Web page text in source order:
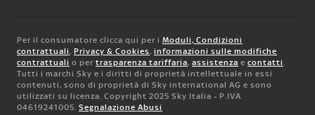
Per il consumatore clicca qui per i Moduli, Condizioni
contrattuali, Privacy & Cookies, informazioni sulle modifiche
contrattuali o per trasparenza tariffaria, assistenza e contatti.
Tutti i marchi Sky e i diritti di proprietà intellettuale in essi
contenuti, sono di proprietà di Sky international AG e sono
utilizzati su licenza. Copyright 2025 Sky Italia - P.IVA
04619241005. Segnalazione Abusi